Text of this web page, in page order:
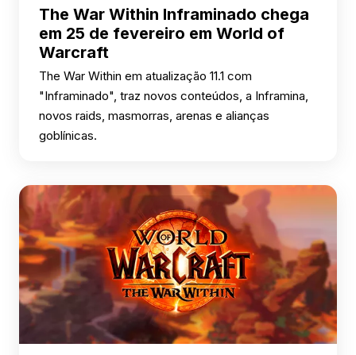
The War Within Inframinado chega
em 25 de fevereiro em World of
Warcraft
The War Within em atualização 11.1 com
"Inframinado", traz novos conteúdos, a Inframina,
novos raids, masmorras, arenas e alianças
goblínicas.